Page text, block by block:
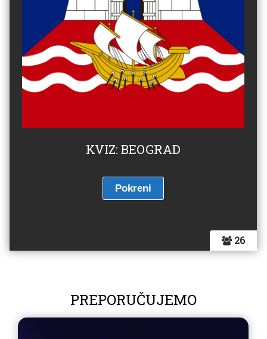
26
KVIZ: BEOGRAD
PREPORUČUJEMO